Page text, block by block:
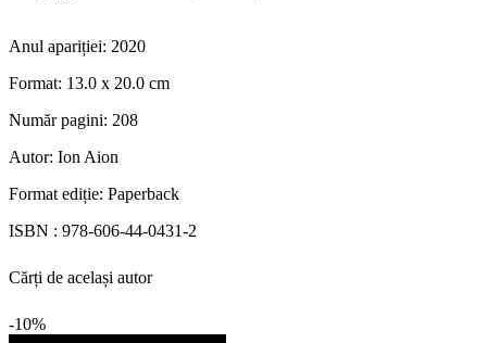
Anul apariției: 2020
Format: 13.0 x 20.0 cm
Număr pagini: 208
Autor: Ion Aion
Format ediție: Paperback
ISBN : 978-606-44-0431-2
Cărți de același autor
-10%